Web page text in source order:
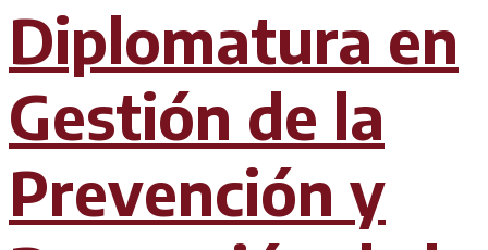
Diplomatura en
Gestión de la
Prevención y